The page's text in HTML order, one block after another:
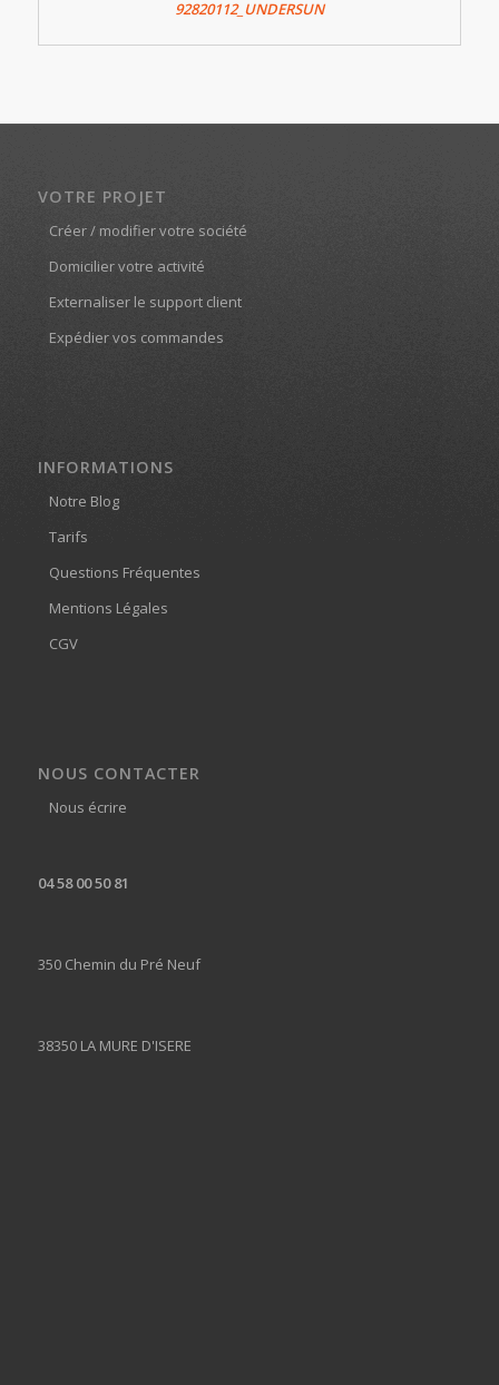
92820112_UNDERSUN
VOTRE PROJET
Créer / modifier votre société
Domicilier votre activité
Externaliser le support client
Expédier vos commandes
INFORMATIONS
Notre Blog
Tarifs
Questions Fréquentes
Mentions Légales
CGV
NOUS CONTACTER
Nous écrire
04 58 00 50 81
350 Chemin du Pré Neuf
38350 LA MURE D'ISERE